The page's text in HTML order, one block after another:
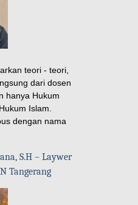
teori - teori,
dari dosen
hanya Hukum
Islam.
dengan nama
S.H – Laywer
Tangerang